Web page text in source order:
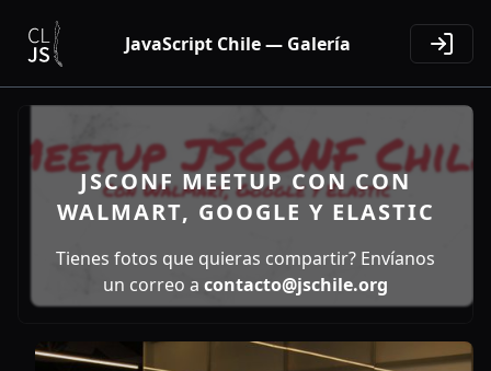
JavaScript Chile — Galería
JSCONF MEETUP CON CON
WALMART, GOOGLE Y ELASTIC
Tienes fotos que quieras compartir? Envíanos
un correo a contacto@jschile.org